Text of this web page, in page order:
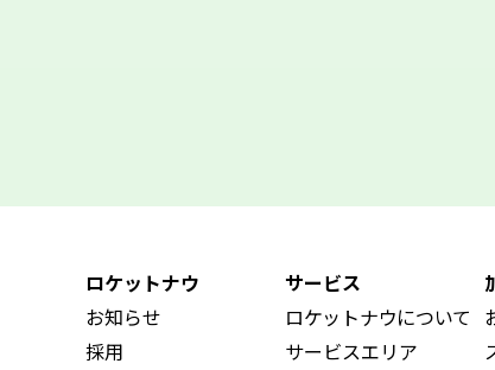
ロケットナウ
お知らせ
採用
サービス
ロケットナウについて
サービスエリア